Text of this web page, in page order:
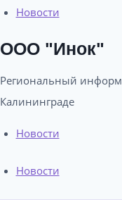
Новости
ООО "Инок"
Региональный
Калининграде​
Новости
Новости